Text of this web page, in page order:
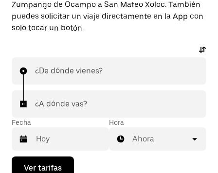
Zumpango de Ocampo a San Mateo Xoloc. También
puedes solicitar un viaje directamente en la App con
solo tocar un botón.
¿De dónde vienes?
¿A dónde vas?
Fecha
Presiona
Hora
Ahora
Ver tarifas